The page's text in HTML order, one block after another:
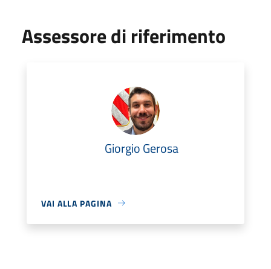
Assessore di riferimento
Giorgio Gerosa
VAI ALLA PAGINA